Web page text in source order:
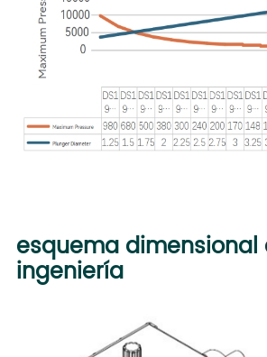
esquema dimensional
ingeniería